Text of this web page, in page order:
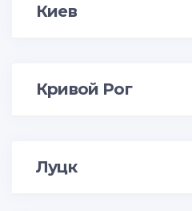
Киев
Кривой Рог
Луцк